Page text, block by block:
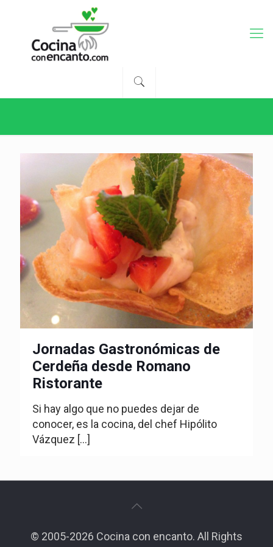
Jornadas Gastronómicas de
Cerdeña desde Romano
Ristorante
Si hay algo que no puedes dejar de
conocer, es la cocina, del chef Hipólito
Vázquez […]
© 2005-2026 Cocina con encanto. All Rights